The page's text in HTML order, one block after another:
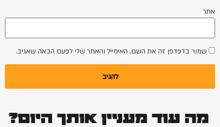
אתר
שמור בדפדפן זה את השם, האימייל והאתר שלי לפעם הבאה שאגיב.
מה עוד מעניין אותך היום?